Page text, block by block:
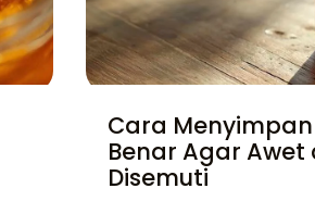
Cara
Benar Agar Awet
Disemuti